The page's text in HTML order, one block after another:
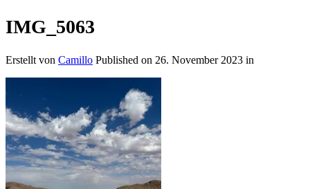
IMG_5063
Erstellt von Camillo Published on 26. November 2023 in